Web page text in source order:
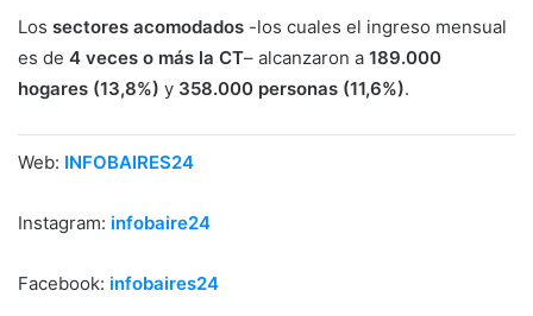
Los sectores acomodados -los cuales el ingreso mensual
es de 4 veces o más la CT– alcanzaron a 189.000
hogares (13,8%) y 358.000 personas (11,6%).
Web: INFOBAIRES24
Instagram: infobaire24
Facebook: infobaires24